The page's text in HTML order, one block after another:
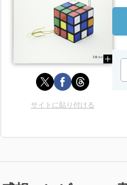
サイトに貼り付ける